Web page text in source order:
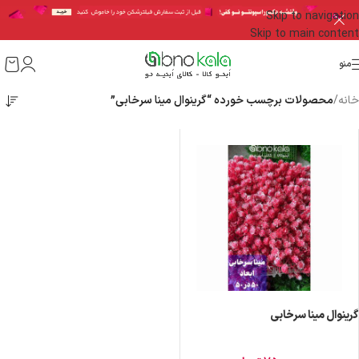
Skip to navigation
Skip to main content
منو
خانه/محصولات برچسب خورده “گرینوال مینا سرخابی”
گرینوال مینا سرخابی